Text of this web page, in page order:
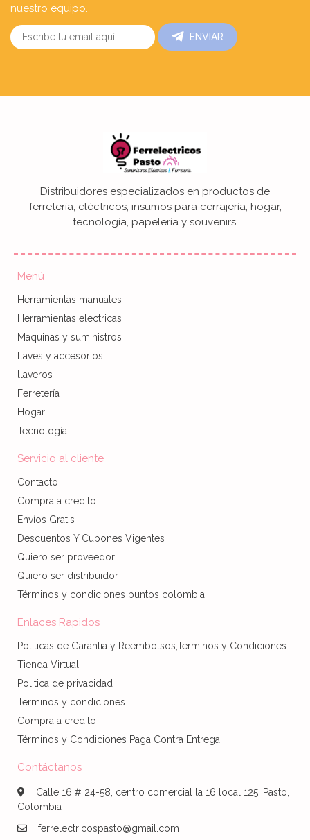
nuestro equipo.
ENVIAR
Distribuidores especializados en productos de
ferretería, eléctricos, insumos para cerrajería, hogar,
tecnología, papelería y souvenirs.
Menú
Herramientas manuales
Herramientas electricas
Maquinas y suministros
llaves y accesorios
llaveros
Ferretería
Hogar
Tecnología
Servicio al cliente
Contacto
Compra a credito
Envíos Gratis
Descuentos Y Cupones Vigentes
Quiero ser proveedor
Quiero ser distribuidor
Términos y condiciones puntos colombia.
Enlaces Rapidos
Politicas de Garantia y Reembolsos,Terminos y Condiciones
Tienda Virtual
Politica de privacidad
Terminos y condiciones
Compra a credito
Términos y Condiciones Paga Contra Entrega
Contáctanos
Calle 16 # 24-58, centro comercial la 16 local 125, Pasto,
Colombia
ferrelectricospasto@gmail.com